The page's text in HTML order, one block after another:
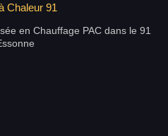
Chaleur 91
en Chauffage PAC dans le 91